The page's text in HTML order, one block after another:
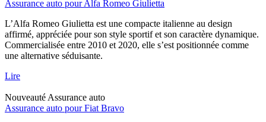
Assurance auto pour Alfa Romeo Giulietta
L’Alfa Romeo Giulietta est une compacte italienne au design
affirmé, appréciée pour son style sportif et son caractère dynamique.
Commercialisée entre 2010 et 2020, elle s’est positionnée comme
une alternative séduisante.
Lire
Nouveauté Assurance auto
Assurance auto pour Fiat Bravo